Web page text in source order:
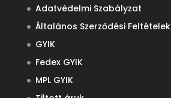
Adatvédelmi Szabályzat
Általános Szerződési Feltételek
GYIK
Fedex GYIK
MPL GYIK